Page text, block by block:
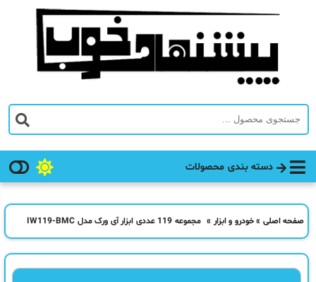
دسته بندی محصولات
صفحه اصلی »خودرو و ابزار » مجموعه 119 عددی ابزار آی ورک مدل IW119-BMC